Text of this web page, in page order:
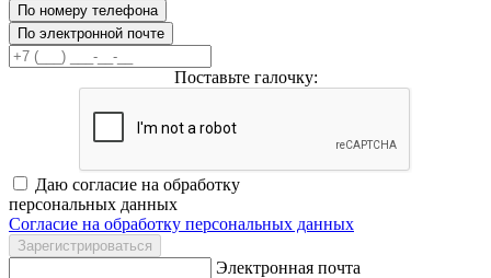
По номеру телефона
По электронной почте
Поставьте галочку:
Даю согласие на обработку
персональных данных
Согласие на обработку персональных данных
Электронная почта